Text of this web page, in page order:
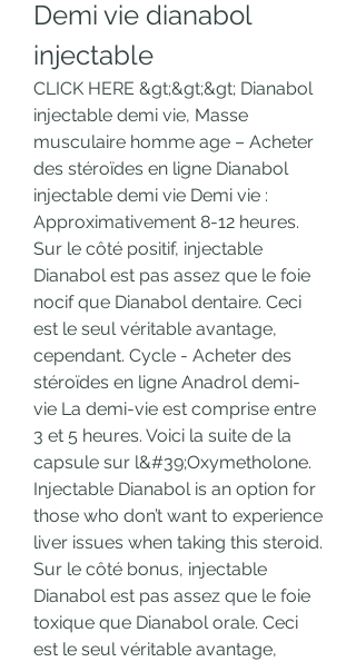
Demi vie dianabol
injectable
CLICK HERE &gt;&gt;&gt; Dianabol
injectable demi vie, Masse
musculaire homme age – Acheter
des stéroïdes en ligne Dianabol
injectable demi vie Demi vie :
Approximativement 8-12 heures.
Sur le côté positif, injectable
Dianabol est pas assez que le foie
nocif que Dianabol dentaire. Ceci
est le seul véritable avantage,
cependant. Cycle - Acheter des
stéroïdes en ligne Anadrol demi-
vie La demi-vie est comprise entre
3 et 5 heures. Voici la suite de la
capsule sur l&#39;Oxymetholone.
Injectable Dianabol is an option for
those who don’t want to experience
liver issues when taking this steroid.
Sur le côté bonus, injectable
Dianabol est pas assez que le foie
toxique que Dianabol orale. Ceci
est le seul véritable avantage,